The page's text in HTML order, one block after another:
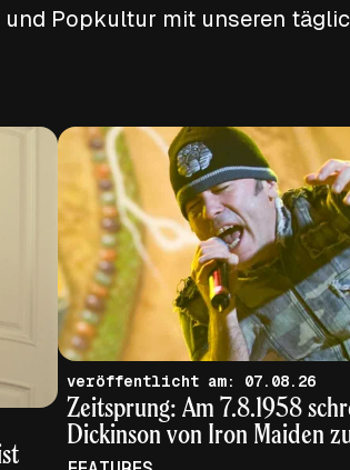
Popkultur mit unseren
veröffentlicht am: 07.08.26
Zeitsprung: Am 7.8.1958
Dickinson von Iron Maiden